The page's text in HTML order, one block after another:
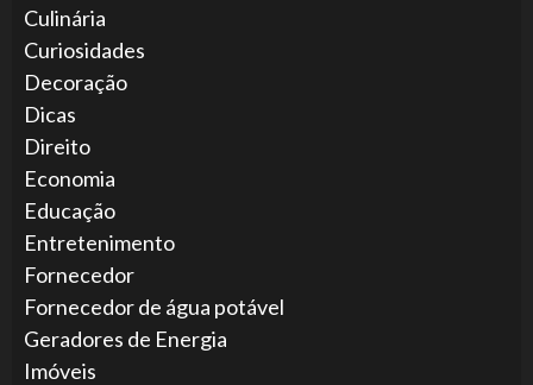
Culinária
Curiosidades
Decoração
Dicas
Direito
Economia
Educação
Entretenimento
Fornecedor
Fornecedor de água potável
Geradores de Energia
Imóveis